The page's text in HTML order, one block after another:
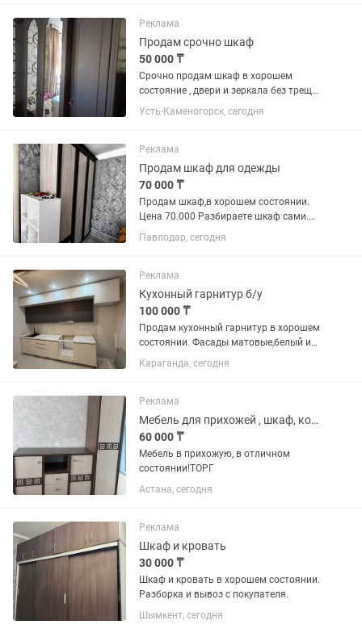
Причина: переезд в другой город
Реклама
Продам срочно шкаф
50 000 ₸
Срочно продам шкаф в хорошем
состояние , двери и зеркала без трещин
и царапин По цене скидку могу сделать
Усть-Каменогорск, сегодня
Реклама
Продам шкаф для одежды
70 000 ₸
Продам шкаф,в хорошем состоянии.
Цена 70.000 Разбираете шкаф сами.
Высота-2240,если снять карниз,то
высота будет- 2200 Ширина-1300
Павлодар, сегодня
Реклама
Кухонный гарнитур б/у
100 000 ₸
Продам кухонный гарнитур в хорошем
состоянии. Фасады матовые,белый и
серый цвет. На доводчиках, все в
рабочем состоянии. Раковина и
315+ниша над холодильником 60...
Караганда, сегодня
Реклама
Мебель для прихожей , шкаф, комод,
60 000 ₸
Мебель в прихожую, в отличном
состоянии!ТОРГ
Астана, сегодня
Реклама
Шкаф и кровать
30 000 ₸
Шкаф и кровать в хорошем состоянии.
Разборка и вывоз с покупателя.
Шымкент, сегодня